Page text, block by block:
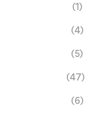
(1)
(4)
(5)
(47)
(6)